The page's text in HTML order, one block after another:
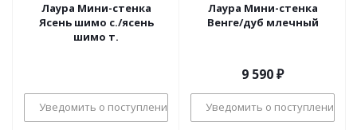
Лаура Мини-стенка
Ясень шимо с./ясень
шимо т.
Уведомить о поступлении
Лаура Мини-стенка
Венге/дуб млечный
9 590₽
Уведомить о поступлении